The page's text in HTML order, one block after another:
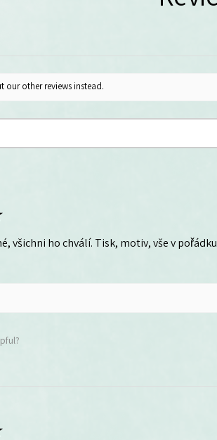
our other reviews instead.
všichni ho chválí. Tisk, motiv, vše v